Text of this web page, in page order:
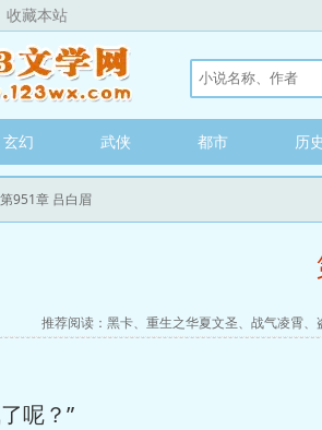
收藏本站
玄幻 武侠 都市 历史
951章 吕白眉
推荐阅读： 黑卡、 重生之华夏文圣、 战气凌霄、
呢？”